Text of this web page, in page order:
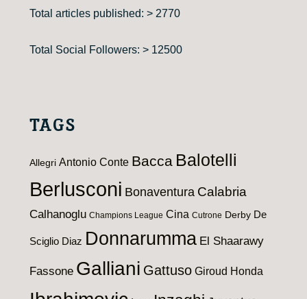
Total articles published: > 2770
Total Social Followers: > 12500
TAGS
Allegri Antonio Conte Bacca Balotelli
Berlusconi Bonaventura Calabria
Calhanoglu Champions League Cina Cutrone Derby De
Sciglio Diaz Donnarumma El Shaarawy
Fassone Galliani Gattuso Giroud Honda